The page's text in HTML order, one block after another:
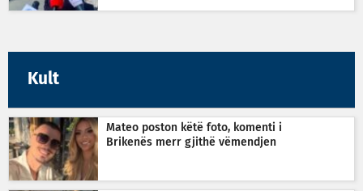
Kult
Mateo poston këtë foto, komenti i
Brikenës merr gjithë vëmendjen